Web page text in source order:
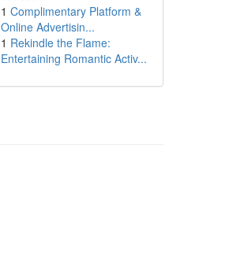
1 Complimentary Platform &
Online Advertisin...
1 Rekindle the Flame:
Entertaining Romantic Activ...